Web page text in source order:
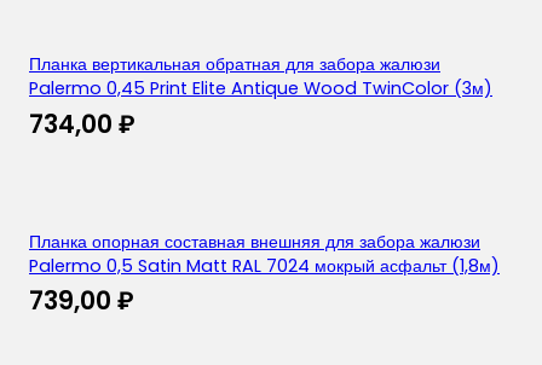
Планка вертикальная обратная для забора жалюзи
Palermo 0,45 Print Elite Antique Wood TwinColor (3м)
734,00 ₽
Планка опорная составная внешняя для забора жалюзи
Palermo 0,5 Satin Matt RAL 7024 мокрый асфальт (1,8м)
739,00 ₽